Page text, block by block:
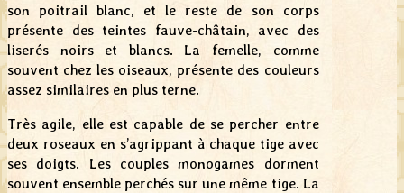
son poitrail blanc, et le reste de son corps
présente des teintes fauve-châtain, avec des
liserés noirs et blancs. La femelle, comme
souvent chez les oiseaux, présente des couleurs
assez similaires en plus terne.
Très agile, elle est capable de se percher entre
deux roseaux en s’agrippant à chaque tige avec
ses doigts. Les couples monogames dorment
souvent ensemble perchés sur une même tige. La